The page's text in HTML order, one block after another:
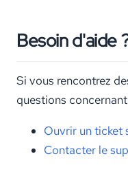
Besoin d'aide
Si vous rencontrez
questions
Ouvrir un ticket
Contacter le